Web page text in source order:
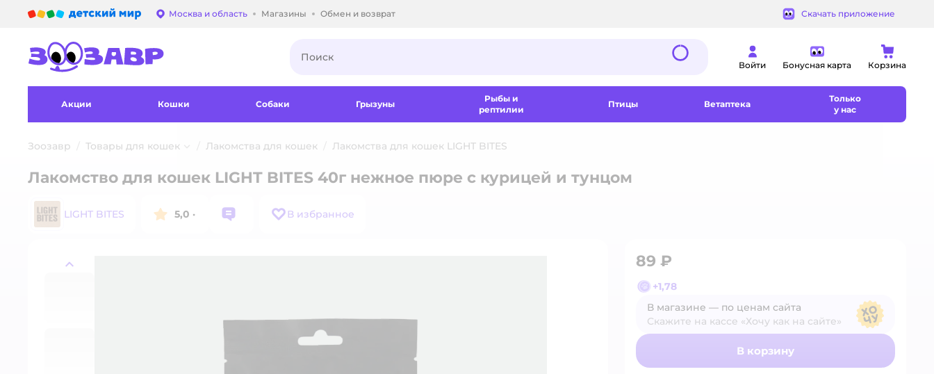
Выбор адреса доставки.
Москва и область Магазины Обмен и возврат Скачать приложение
Войти Бонусная карта Корзина
Акции Кошки Собаки Грызуны
Рыбы и
рептилии
Птицы Ветаптека
Только
у нас
Зоозавр Товары для кошек Лакомства для кошек Лакомства для кошек LIGHT BITES
назад
Лакомство для кошек LIGHT BITES 40г нежное пюре с курицей и тунцом
LIGHT BITES 5,0 · В избранное
89 ₽
+1,78
В магазине — по ценам сайта
Скажите на кассе «Хочу как на сайте»
В магазине — по ценам сайта
В корзину